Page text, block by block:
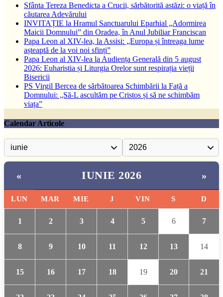
Sfânta Tereza Benedicta a Crucii, sărbătorită astăzi: o viață în
căutarea Adevărului
INVITAȚIE la Hramul Sanctuarului Eparhial „Adormirea
Maicii Domnului” din Oradea, în Anul Jubiliar Franciscan
Papa Leon al XIV-lea, la Assisi: „Europa și întreaga lume
așteaptă de la voi noi sfinți”
Papa Leon al XIV-lea la Audiența Generală din 5 august
2026: Euharistia și Liturgia Orelor sunt respirația vieții
Bisericii
PS Virgil Bercea de sărbătoarea Schimbării la Față a
Domnului: „Să-L ascultăm pe Cristos și să ne schimbăm
viața”
Calendar Articole
« IUNIE 2026 »
LUN MAR MIE J VIN S D
1 2 3 4 5 6 7
8 9 10 11 12 13 14
15 16 17 18 19 20 21